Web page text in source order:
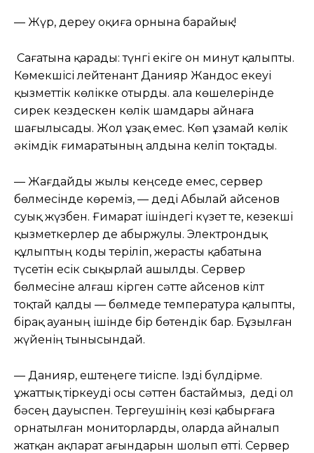
— Жүр, дереу оқиға орнына барайық!
Сағатына қарады: түнгі екіге он минут қалыпты.
Көмекшісі лейтенант Данияр Жандос екеуі
қызметтік көлікке отырды. Қала көшелерінде
сирек кездескен көлік шамдары айнаға
шағылысады. Жол ұзақ емес. Көп ұзамай көлік
әкімдік ғимаратының алдына келіп тоқтады.
— Жағдайды жылы кеңседе емес, сервер
бөлмесінде көреміз, — деді Абылай Қайсенов
суық жүзбен. Ғимарат ішіндегі күзет те, кезекші
қызметкерлер де абыржулы. Электрондық
құлыптың коды теріліп, жерасты қабатына
түсетін есік сықырлай ашылды. Сервер
бөлмесіне алғаш кірген сәтте Қайсенов кілт
тоқтай қалды — бөлмеде температура қалыпты,
бірақ ауаның ішінде бір бөтендік бар. Бұзылған
жүйенің тынысындай.
— Данияр, ештеңеге тиіспе. Ізді бүлдірме.
Құжаттық тіркеуді осы сәттен бастаймыз, деді ол
бәсең дауыспен. Тергеушінің көзі қабырғаға
орнатылған мониторларды, оларда айналып
жатқан ақпарат ағындарын шолып өтті. Сервер